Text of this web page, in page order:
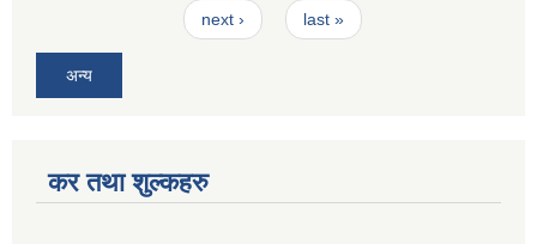
next › last »
अन्य
कर तथा शुल्कहरु